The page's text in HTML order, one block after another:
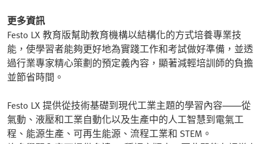
更多資訊
Festo LX 教育版幫助教育機構以結構化的方式培養專業技
能，使學習者能夠更好地為實踐工作和考試做好準備，並透
過行業專家精心策劃的預定義內容，顯著減輕培訓師的負擔
並節省時間。
Festo LX 提供從技術基礎到現代工業主題的學習內容——從
氣動、液壓和工業自動化以及生產中的人工智慧到電氣工
程、能源生產、可再生能源、流程工業和 STEM。